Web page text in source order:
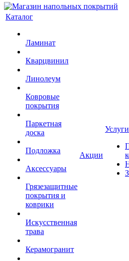
Каталог
Ламинат
Кварцвинил
Линолеум
Ковровые
покрытия
Паркетная
доска
Подложка
Аксессуары
Грязезащитные
покрытия и
коврики
Искусственная
трава
Керамогранит
Акции
Услуги